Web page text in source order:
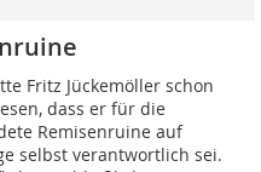
Fritz Jückemöller schon
dass er für die
Remisenruine auf
selbst verantwortlich sei.